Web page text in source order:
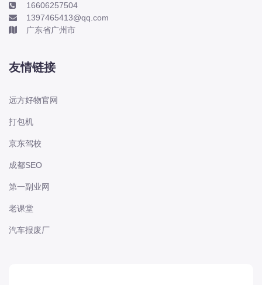
大通
电动屋
F
丰田-一汽丰田
丰田-进口丰田
方程豹
法拉利
16606257504
1397465413@qq.com
广东省广州市
友情链接
远方好物官网
打包机
京东驾校
成都SEO
第一副业网
老课堂
汽车报废厂